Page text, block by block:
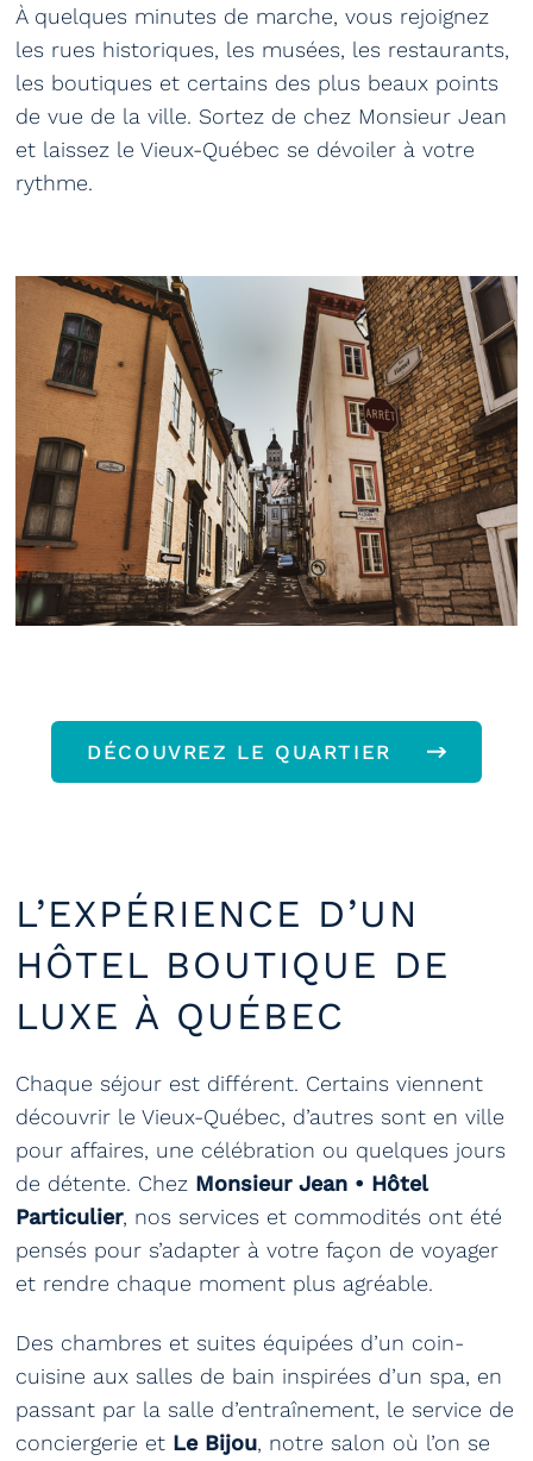
À quelques minutes de marche, vous rejoignez
les rues historiques, les musées, les restaurants,
les boutiques et certains des plus beaux points
de vue de la ville. Sortez de chez Monsieur Jean
et laissez le Vieux-Québec se dévoiler à votre
rythme.
DÉCOUVREZ LE QUARTIER
L’EXPÉRIENCE D’UN
HÔTEL BOUTIQUE DE
LUXE À QUÉBEC
Chaque séjour est différent. Certains viennent
découvrir le Vieux-Québec, d’autres sont en ville
pour affaires, une célébration ou quelques jours
de détente. Chez Monsieur Jean • Hôtel
Particulier, nos services et commodités ont été
pensés pour s’adapter à votre façon de voyager
et rendre chaque moment plus agréable.
Des chambres et suites équipées d’un coin-
cuisine aux salles de bain inspirées d’un spa, en
passant par la salle d’entraînement, le service de
conciergerie et Le Bijou, notre salon où l’on se